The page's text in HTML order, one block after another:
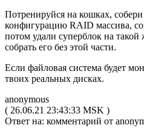
Потренируйся на кошках,
конфигурацию RAID массива,
потом удали суперблок на
собрать его без этой части.
Если файловая система будет
твоих реальных дисках.
anonymous
( 26.06.21 23:43:33 MSK )
Ответ на: комментарий от